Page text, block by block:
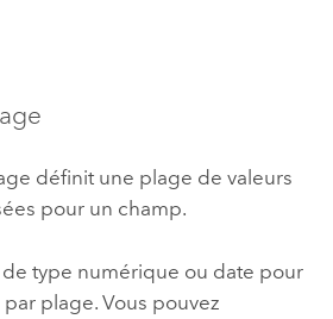
définit une plage de valeurs
pour un champ.
type numérique ou date pour
plage. Vous pouvez